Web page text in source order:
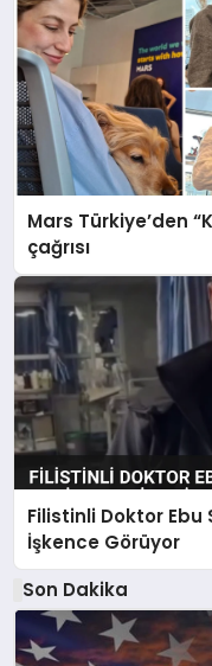
Mars Türkiye’den
çağrısı
Filistinli Doktor
İşkence Görüyor
Son Dakika